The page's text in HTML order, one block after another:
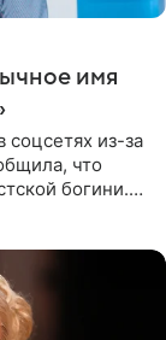
имя
соцсетях из-за
что
богини.